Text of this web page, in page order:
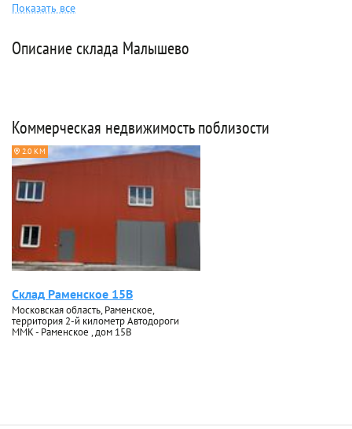
Показать все
Описание склада Малышево
Коммерческая недвижимость поблизости
2.0 КМ
Склад Раменское 15В
Московская область, Раменское,
территория 2-й километр Автодороги
ММК - Раменское , дом 15В